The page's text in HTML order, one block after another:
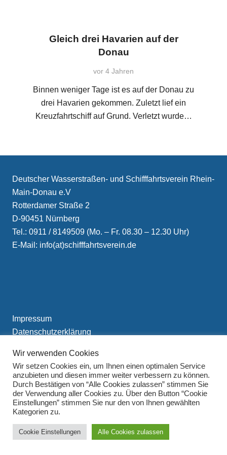
Gleich drei Havarien auf der
Donau
vor 4 Jahren
Binnen weniger Tage ist es auf der Donau zu
drei Havarien gekommen. Zuletzt lief ein
Kreuzfahrtschiff auf Grund. Verletzt wurde…
Deutscher Wasserstraßen- und Schifffahrtsverein Rhein-
Main-Donau e.V
Rotterdamer Straße 2
D-90451 Nürnberg
Tel.: 0911 / 8149509 (Mo. – Fr. 08.30 – 12.30 Uhr)
E-Mail: info(at)schifffahrtsverein.de
Impressum
Datenschutzerklärung
Wir verwenden Cookies
Wir setzen Cookies ein, um Ihnen einen optimalen Service
anzubieten und diesen immer weiter verbessern zu können.
Durch Bestätigen von “Alle Cookies zulassen” stimmen Sie
der Verwendung aller Cookies zu. Über den Button “Cookie
Einstellungen” stimmen Sie nur den von Ihnen gewählten
Kategorien zu.
Cookie Einstellungen Alle Cookies zulassen